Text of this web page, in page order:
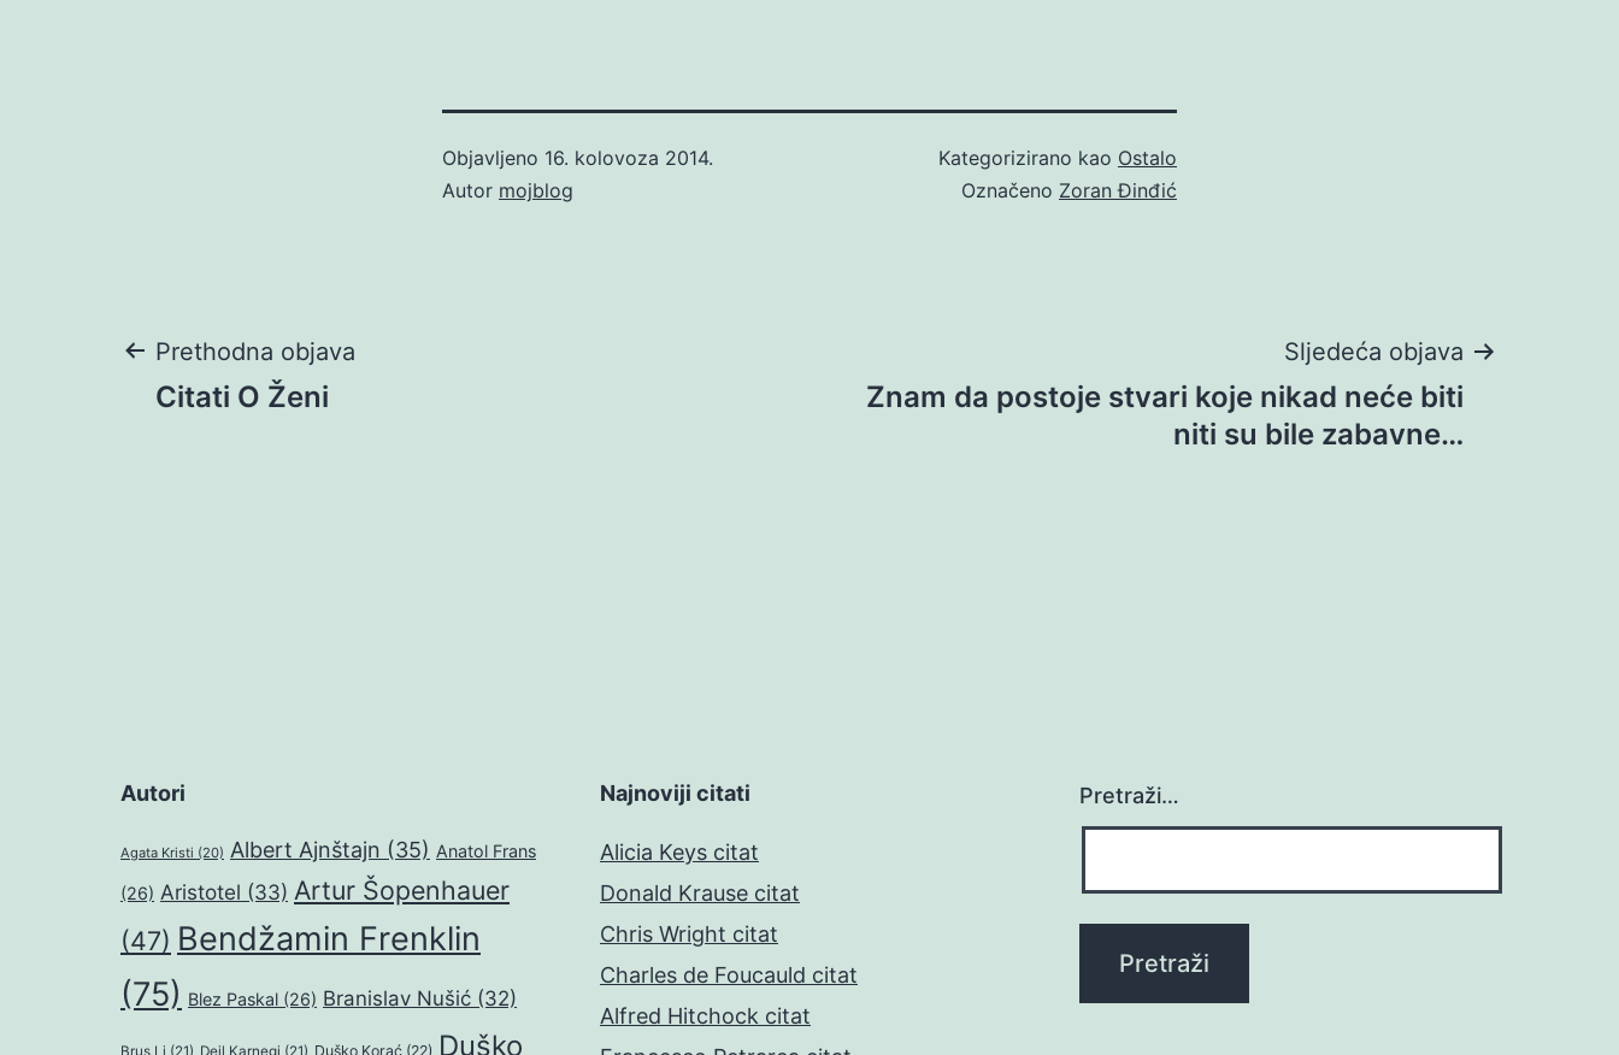
Objavljeno 16. kolovoza 2014.
Autor mojblog
Kategorizirano kao Ostalo
Označeno Zoran Đinđić
Navigacija
Prethodna objava
Citati O Ženi
Sljedeća objava
Znam da postoje stvari koje nikad neće biti
niti su bile zabavne…
Autori
Agata Kristi (20) Albert Ajnštajn (35) Anatol Frans
(26) Aristotel (33) Artur Šopenhauer
(47) Bendžamin Frenklin
(75) Blez Paskal (26) Branislav Nušić (32)
Brus Li (21) Dejl Karnegi (21) Duško Korać (22) Duško
Najnoviji citati
Alicia Keys citat
Donald Krause citat
Chris Wright citat
Charles de Foucauld citat
Alfred Hitchock citat
Pretraži…